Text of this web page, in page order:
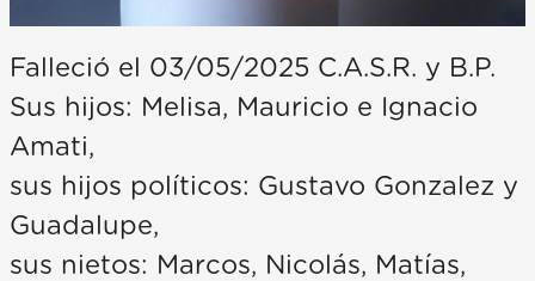
Falleció el 03/05/2025 C.A.S.R. y B.P.
Sus hijos: Melisa, Mauricio e Ignacio
Amati,
sus hijos políticos: Gustavo Gonzalez y
Guadalupe,
sus nietos: Marcos, Nicolás, Matías,